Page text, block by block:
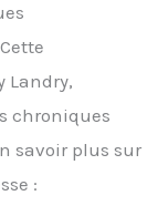
Landry,
chroniques
savoir plus sur
: